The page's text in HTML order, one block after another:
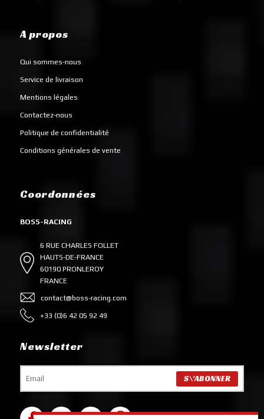
A propos
Qui sommes-nous
Service de livraison
Mentions légales
Contactez-nous
Politique de confidentialité
Conditions générales de vente
Coordonnées
BOSS-RACING
6 RUE CHARLES FOLLET
HAUTS-DE-FRANCE
60190 PRONLEROY
FRANCE
contact@boss-racing.com
+33 (0)6 42 05 92 49
Newsletter